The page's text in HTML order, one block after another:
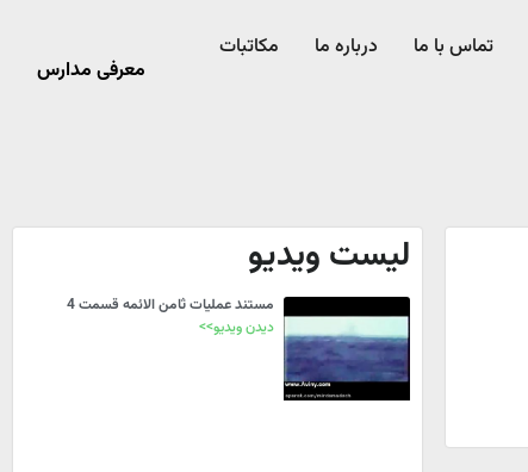
تماس با ما درباره ما
مکاتبات
معرفی مدارس
لیست ویدیو
مستند عملیات ثامن الائمه قسمت 4
دیدن ویدیو>>